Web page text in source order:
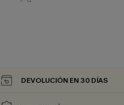
DEVOLUCIÓN EN 30 DÍAS